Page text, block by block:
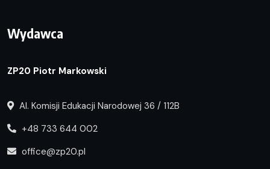
Wydawca
ZP20 Piotr Markowski
Al. Komisji Edukacji Narodowej 36 / 112B
+48 733 644 002
office@zp20.pl